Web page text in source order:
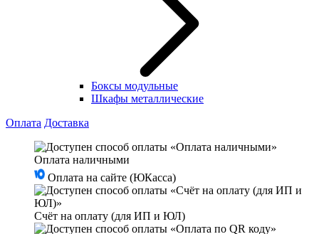
Боксы модульные
Шкафы металлические
Оплата Доставка
Оплата наличными
Оплата на сайте (ЮКасса)
Счёт на оплату (для ИП и ЮЛ)